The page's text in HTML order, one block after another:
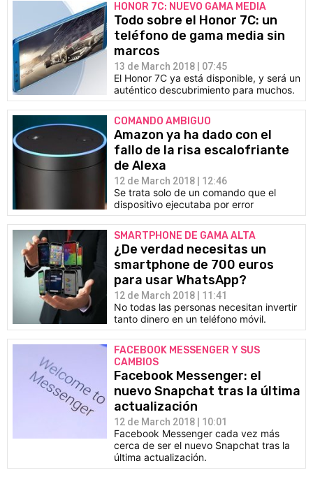
HONOR 7C: NUEVO GAMA MEDIA
Todo sobre el Honor 7C: un
teléfono de gama media sin
marcos
13 de March 2018 | 07:45
El Honor 7C ya está disponible, y será un
auténtico descubrimiento para muchos.
COMANDO AMBIGUO
Amazon ya ha dado con el
fallo de la risa escalofriante
de Alexa
12 de March 2018 | 12:46
Se trata solo de un comando que el
dispositivo ejecutaba por error
SMARTPHONE DE GAMA ALTA
¿De verdad necesitas un
smartphone de 700 euros
para usar WhatsApp?
12 de March 2018 | 11:41
No todas las personas necesitan invertir
tanto dinero en un teléfono móvil.
FACEBOOK MESSENGER Y SUS
CAMBIOS
Facebook Messenger: el
nuevo Snapchat tras la última
actualización
12 de March 2018 | 10:01
Facebook Messenger cada vez más
cerca de ser el nuevo Snapchat tras la
última actualización.